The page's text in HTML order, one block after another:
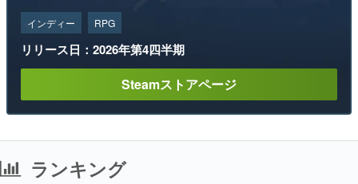
インディー RPG
リリース日：2026年第4四半期
Steamストアページ
ランキング